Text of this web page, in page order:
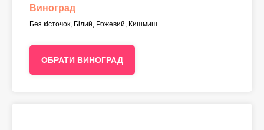
Виноград
Без кісточок, Білий, Рожевий, Кишмиш
ОБРАТИ ВИНОГРАД